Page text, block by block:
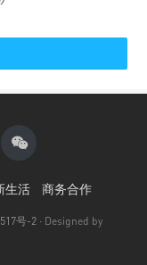
生活 商务合作
号-2 · Designed by